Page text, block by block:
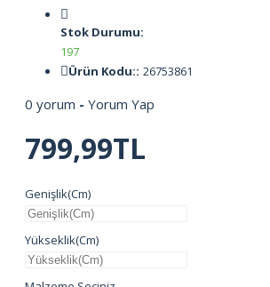
Stok Durumu:
197
Ürün Kodu:: 26753861
0 yorum - Yorum Yap
799,99TL
Genişlik(Cm)
Yükseklik(Cm)